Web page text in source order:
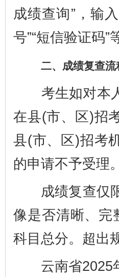
成绩查询”，输
号”“短信验证码”
二、成绩复查流
考生如对本人
在县(市、区)招
县(市、区)招考
的申请不予受理。
成绩复查仅限
像是否清晰、完
科目总分。超出
云南省2025年